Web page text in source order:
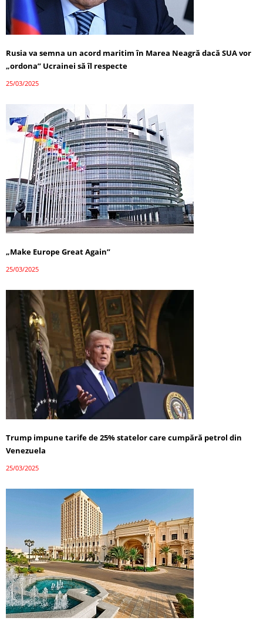
Rusia va semna un acord maritim în Marea Neagră dacă SUA vor
„ordona” Ucrainei să îl respecte
25/03/2025
„Make Europe Great Again”
25/03/2025
Trump impune tarife de 25% statelor care cumpără petrol din
Venezuela
25/03/2025